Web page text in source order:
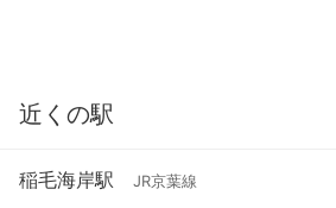
近くの駅
稲毛海岸駅 JR京葉線